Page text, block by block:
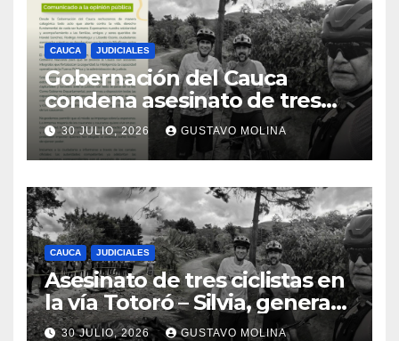
CAUCA JUDICIALES
Gobernación del Cauca
condena asesinato de tres
ciudadanos y exige medidas
urgentes al Gobierno
Nacional
30 JULIO, 2026 GUSTAVO MOLINA
CAUCA JUDICIALES
Asesinato de tres ciclistas en
la vía Totoró – Silvia, genera
consternación en el Cauca
30 JULIO, 2026 GUSTAVO MOLINA